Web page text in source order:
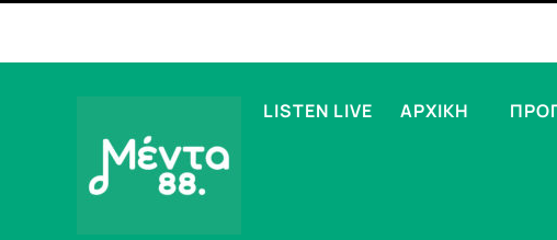
LISTEN LIVE ΑΡΧΙΚΗ